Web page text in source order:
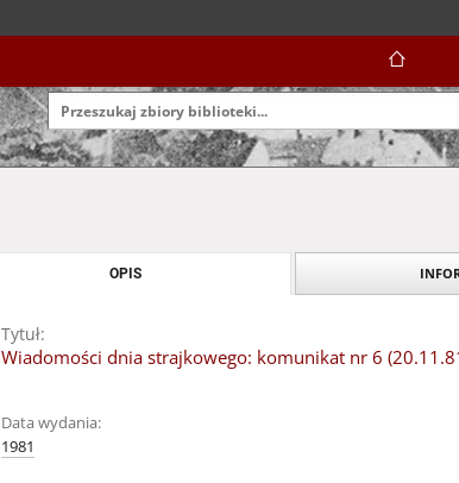
OPIS
Tytuł:
Wiadomości dnia strajkowego: komunikat nr 6
Data wydania:
1981